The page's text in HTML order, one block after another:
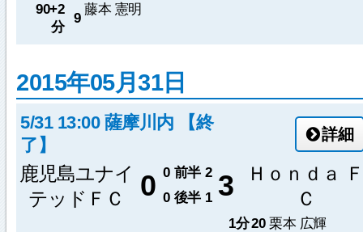
90+2
分
9
藤本 憲明
2015年05月31日
5/31 13:00 薩摩川内 【終
了】
詳細
鹿児島ユナイ
テッドＦＣ
0 0 前半 2 3
Ｈｏｎｄａ Ｆ
Ｃ
0 後半 1
1分20 栗本 広輝